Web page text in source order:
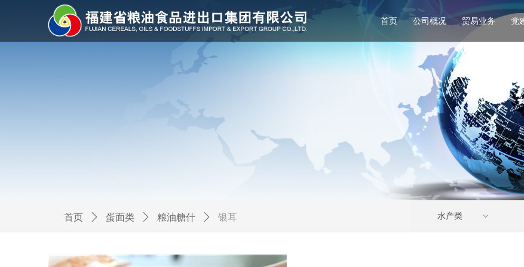
首页 公司概况 贸易业务 党
Control Render Error!ControlType:productSlideBind,StyleName:Style1,ColorName:Item0,Message:InitError, ControlType:productSlideBind Error:
ꀁ
水产类
首页 ꄲ 蛋面类 ꄲ 粮油糖什 ꄲ 银耳